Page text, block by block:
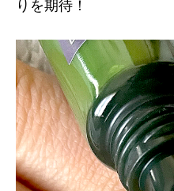
りを期待！